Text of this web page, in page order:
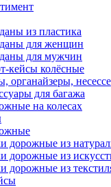
из пластика
для женщин
для мужчин
кейсы колёсные
органайзеры,
для багажа
на колесах
дорожные из
дорожные из
дорожные из